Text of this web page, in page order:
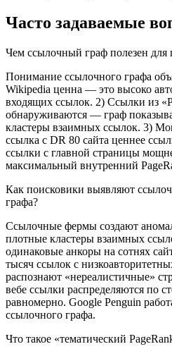
Часто задаваемые
Чем ссылочный граф полезен для
Понимание ссылочного графа
Wikipedia ценна — это высоко
входящих ссылок. 2) Ссылки из
обнаруживаются — граф
кластеры взаимных ссылок. 3)
ссылка с DR 80 сайта ценнее
ссылки с главной страницы
максимальный внутренний
Как поисковики выявляют
графа?
Ссылочные фермы создают
плотные кластеры взаимных
одинаковые анкоры на сотнях
тысяч ссылок с
распознают «нереалистичные»
вебе ссылки распределяются по
равномерно. Google Penguin
ссылочного графа.
Что такое «тематический